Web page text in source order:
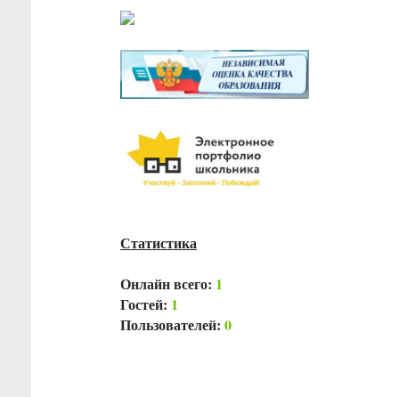
Статистика
Онлайн всего: 1
Гостей: 1
Пользователей: 0